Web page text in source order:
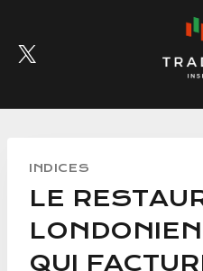
content
INDICES
LE
QUI